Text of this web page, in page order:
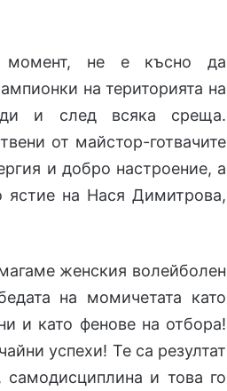
момент, не е късно да
на територията на
и след всяка среща.
от майстор-готвачите
и добро настроение, а
на Нася Димитрова,
женския волейболен
на момичетата като
и като фенове на отбора!
успехи! Те са резултат
и това го